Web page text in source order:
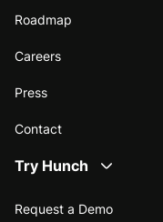
Roadmap
Careers
Press
Contact
Try Hunch
Request a Demo